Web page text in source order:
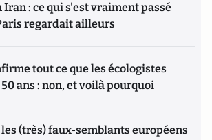
Iran : ce qui s'est vraiment passé
regardait ailleurs
tout ce que les écologistes
ans : non, et voilà pourquoi
(très) faux-semblants européens